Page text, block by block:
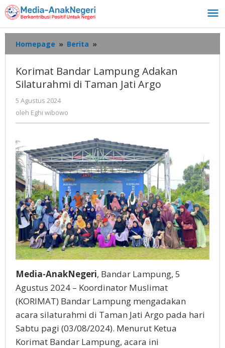
Lewati
ke
konten
Homepage » Berita »
Bandar
Adakan
Silaturahmi
Korimat Bandar Lampung Adakan
Silaturahmi di Taman Jati Argo
5 Agustus 2024
oleh Eghi wibowo
Media-AnakNegeri, Bandar Lampung, 5
Agustus 2024 – Koordinator Muslimat
(KORIMAT) Bandar Lampung mengadakan
acara silaturahmi di Taman Jati Argo pada hari
Sabtu pagi (03/08/2024). Menurut Ketua
Korimat Bandar Lampung, acara ini